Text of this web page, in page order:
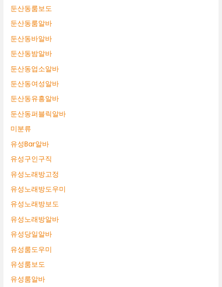
둔산동룸보도
둔산동룸알바
둔산동바알바
둔산동밤알바
둔산동업소알바
둔산동여성알바
둔산동유흥알바
둔산동퍼블릭알바
미분류
유성Bar알바
유성구인구직
유성노래방고정
유성노래방도우미
유성노래방보도
유성노래방알바
유성당일알바
유성룸도우미
유성룸보도
유성룸알바